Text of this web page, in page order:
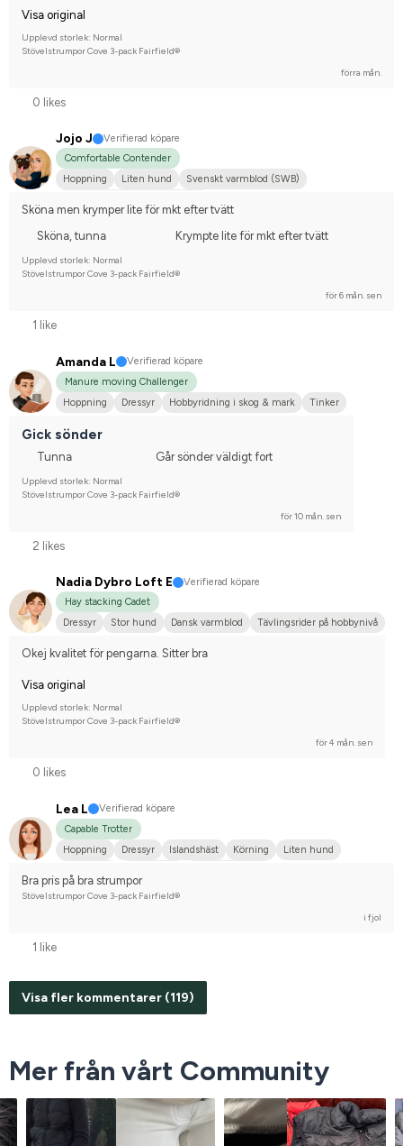
Visa original
Upplevd storlek: Normal
Stövelstrumpor Cove 3-pack Fairfield®
förra mån.
0 likes
Jojo J
Verifierad köpare
Comfortable Contender
Hoppning
Liten hund
Svenskt varmblod (SWB)
Sköna men krymper lite för mkt efter tvätt
Sköna, tunna
Krympte lite för mkt efter tvätt
Upplevd storlek: Normal
Stövelstrumpor Cove 3-pack Fairfield®
för 6 mån. sen
1 like
Amanda L
Verifierad köpare
Manure moving Challenger
Hoppning
Dressyr Hobbyridning i skog & mark Tinker
Gick sönder
Tunna Går sönder väldigt fort
Upplevd storlek: Normal
Stövelstrumpor Cove 3-pack Fairfield®
för 10 mån. sen
2 likes
Nadia Dybro Loft E
Verifierad köpare
Hay stacking Cadet
Dressyr
Stor hund Dansk varmblod Tävlingsrider på hobbynivå
Okej kvalitet för pengarna. Sitter bra
Visa original
Upplevd storlek: Normal
Stövelstrumpor Cove 3-pack Fairfield®
för 4 mån. sen
0 likes
Lea L
Verifierad köpare
Capable Trotter
Hoppning
Dressyr Islandshäst Körning
Liten hund
Bra pris på bra strumpor
Stövelstrumpor Cove 3-pack Fairfield®
i fjol
1 like
Visa fler kommentarer (119)
Mer från vårt Community